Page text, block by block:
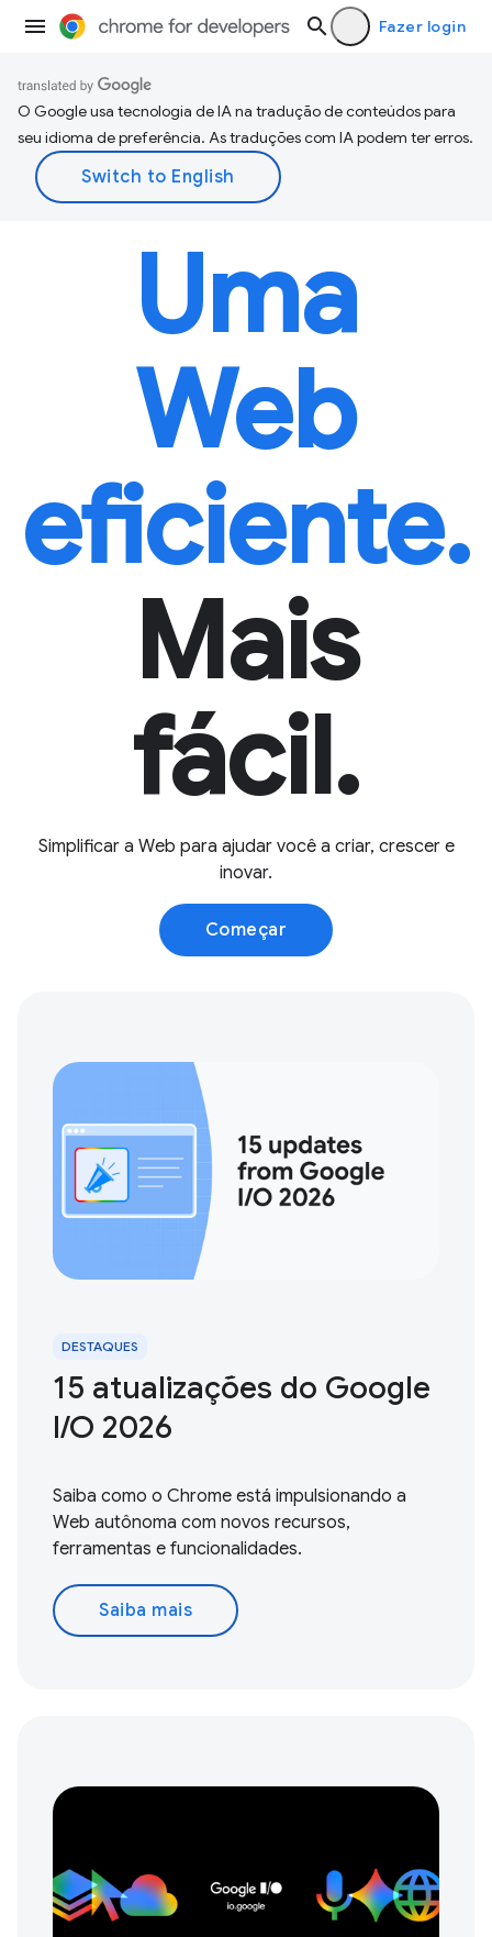
Fazer login
O Google usa tecnologia de IA na tradução de conteúdos para
seu idioma de preferência. As traduções com IA podem ter erros.
Uma
Web
eficiente.
Mais
fácil.
Simplificar a Web para ajudar você a criar, crescer e
inovar.
Começar
DESTAQUES
15 atualizações do Google
I / O 2026
Saiba como o Chrome está impulsionando a
Web autônoma com novos recursos,
ferramentas e funcionalidades.
Saiba mais